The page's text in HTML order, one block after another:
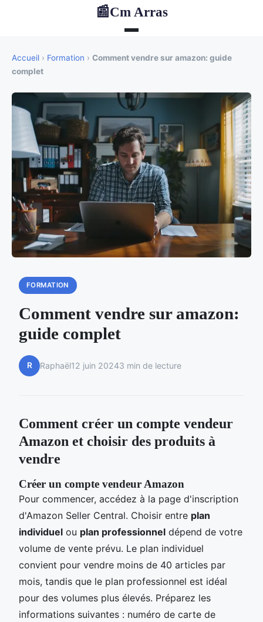
📰Cm Arras
Accueil › Formation › Comment vendre sur amazon: guide
complet
FORMATION
Comment vendre sur amazon:
guide complet
R Raphaël12 juin 20243 min de lecture
Comment créer un compte vendeur
Amazon et choisir des produits à
vendre
Créer un compte vendeur Amazon
Pour commencer, accédez à la page d'inscription
d'Amazon Seller Central. Choisir entre plan
individuel ou plan professionnel dépend de votre
volume de vente prévu. Le plan individuel
convient pour vendre moins de 40 articles par
mois, tandis que le plan professionnel est idéal
pour des volumes plus élevés. Préparez les
informations suivantes : numéro de carte de